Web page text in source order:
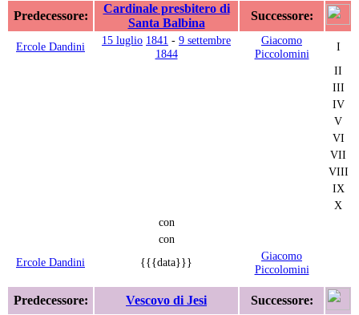
Predecessore:
Cardinale presbitero di
Santa Balbina
Successore:
Ercole Dandini 15 luglio 1841 - 9 settembre
1844
Giacomo
Piccolomini
I
II
III
IV
V
VI
VII
VIII
IX
X
con
con
Ercole Dandini
{{{data}}}
Giacomo
Piccolomini
Predecessore: Vescovo di Jesi Successore: